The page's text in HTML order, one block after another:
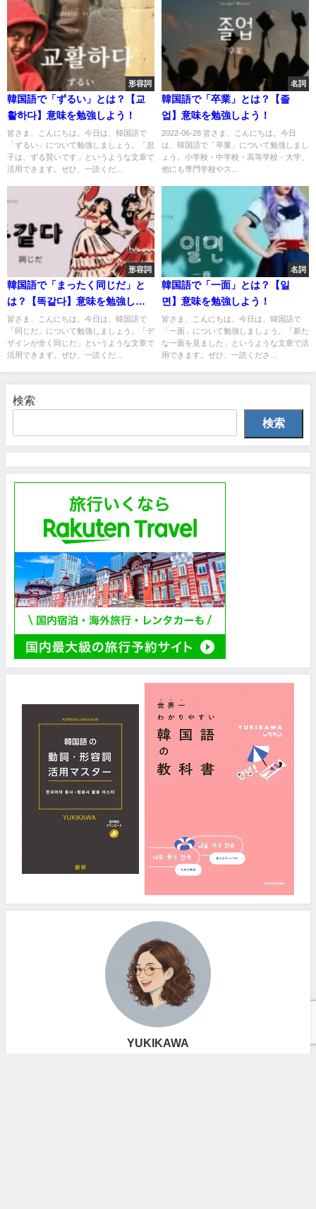
形容詞
韓国語で「ずるい」とは？【교
활하다】意味を勉強しよう！
皆さま、こんにちは。今日は、韓国語で
「ずるい」について勉強しましょう。「息
子は、ずる賢いです」というような文章で
活用できます。ぜひ、一読くだ...
名詞
韓国語で「卒業」とは？【졸
업】意味を勉強しよう！
2022-06-28 皆さま、こんにちは。今日
は、韓国語で「卒業」について勉強しまし
ょう。小学校・中学校・高等学校・大学、
他にも専門学校やス...
形容詞
韓国語で「まったく同じだ」と
は？【똑같다】意味を勉強しよ
う！
皆さま、こんにちは。今日は、韓国語で
「同じだ」について勉強しましょう。「デ
ザインが全く同じだ」というような文章で
活用できます。ぜひ、一読くだ...
名詞
韓国語で「一面」とは？【일
면】意味を勉強しよう！
皆さま、こんにちは。今日は、韓国語で
「一面」について勉強しましょう。「新た
な一面を見ました」というような文章で活
用できます。ぜひ、一読くださ...
検索
検索
YUKIKAWA